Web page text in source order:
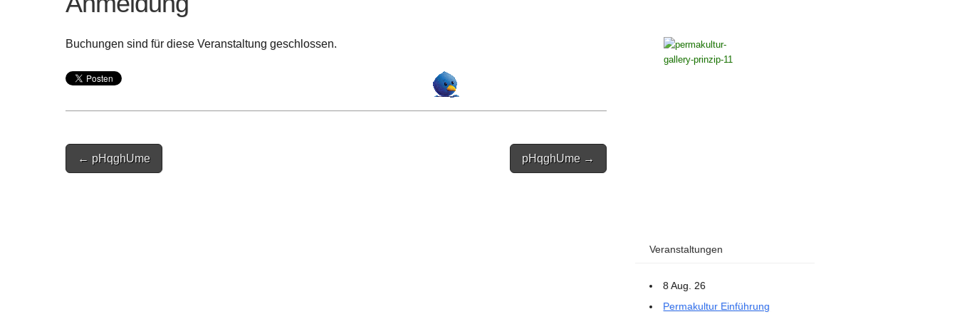
Buchungen sind für diese Veranstaltung geschlossen.
Post
navigation
← pHqghUme pHqghUme →
Veranstaltungen
8 Aug. 26
Permakultur Einführung